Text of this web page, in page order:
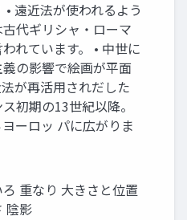
遠近法が使われるよう
代ギリシャ・ローマ
れています。 • 中世に
の影響で絵画が平面
が再活用されだした
初期の13世紀以降。
ーロッ パに広がりま
重なり 大きさと位置
陰影